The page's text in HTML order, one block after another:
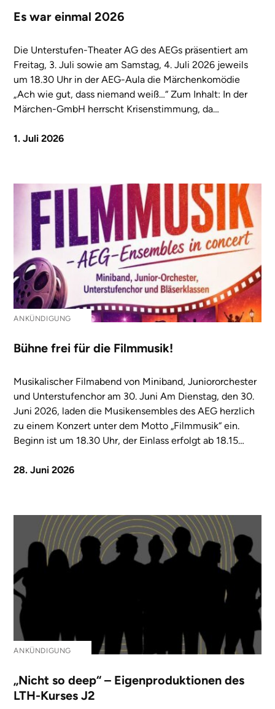
Es war einmal 2026
Die Unterstufen-Theater AG des AEGs präsentiert am
Freitag, 3. Juli sowie am Samstag, 4. Juli 2026 jeweils
um 18.30 Uhr in der AEG-Aula die Märchenkomödie
„Ach wie gut, dass niemand weiß…“ Zum Inhalt: In der
Märchen-GmbH herrscht Krisenstimmung, da…
1. Juli 2026
ANKÜNDIGUNG
Bühne frei für die Filmmusik!
Musikalischer Filmabend von Miniband, Juniororchester
und Unterstufenchor am 30. Juni Am Dienstag, den 30.
Juni 2026, laden die Musikensembles des AEG herzlich
zu einem Konzert unter dem Motto „Filmmusik“ ein.
Beginn ist um 18.30 Uhr, der Einlass erfolgt ab 18.15…
28. Juni 2026
ANKÜNDIGUNG
„Nicht so deep“ – Eigenproduktionen des
LTH-Kurses J2